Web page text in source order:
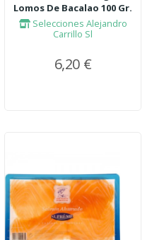
Lomos De Bacalao 100 Gr.
Selecciones Alejandro
Carrillo Sl
6,20 €